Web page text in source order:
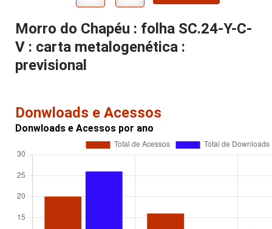
Morro do Chapéu : folha SC.24-Y-C-
V : carta metalogenética :
previsional
Donwloads e Acessos
Donwloads e Acessos por ano